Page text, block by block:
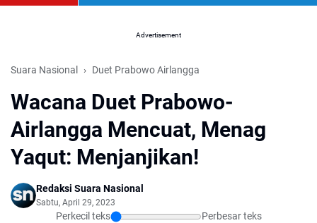
Advertisement
Suara Nasional Duet Prabowo Airlangga
Wacana Duet Prabowo-
Airlangga Mencuat, Menag
Yaqut: Menjanjikan!
Redaksi Suara Nasional
Sabtu, April 29, 2023
Perkecil teks Perbesar teks